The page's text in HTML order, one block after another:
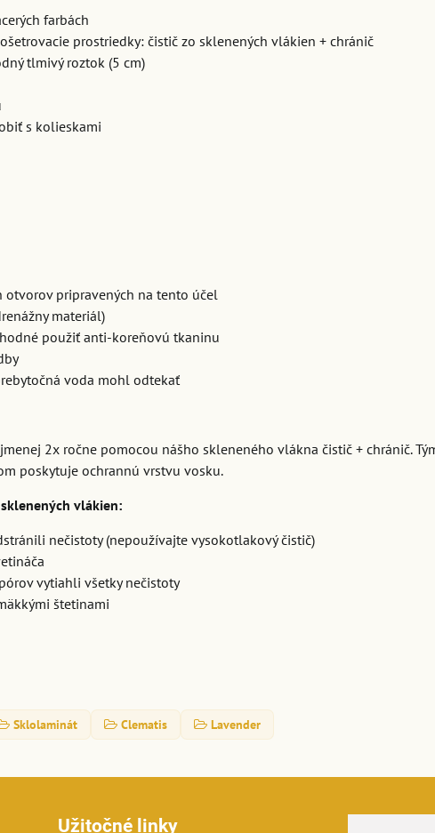
farbách
prostriedky: čistič zo sklenených vlákien + chránič
tlmivý roztok (5 cm)
s kolieskami
pripravených na tento účel
materiál)
použiť anti-koreňovú tkaninu
voda mohl odtekať
2x ročne pomocou nášho skleneného vlákna čistič + chránič.
poskytuje ochrannú vrstvu vosku.
vlákien:
nečistoty (nepoužívajte vysokotlakový čistič)
vytiahli všetky nečistoty
štetinami
Sklolaminát Clematis Lavender
Užitočné linky